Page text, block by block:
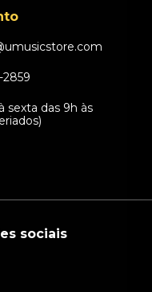
2859
sexta das 9h às
sociais